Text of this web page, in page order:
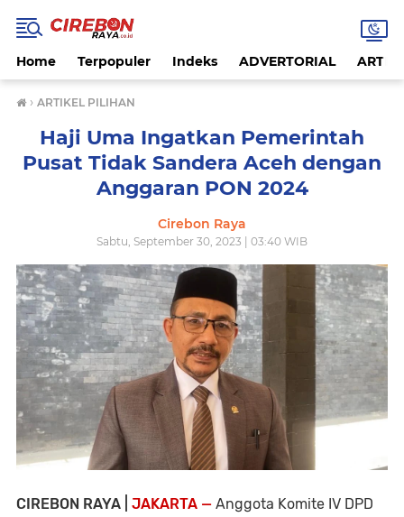
Home Terpopuler Indeks ADVERTORIAL
› ARTIKEL PILIHAN
Haji Uma Ingatkan Pemerintah
Pusat Tidak Sandera Aceh dengan
Anggaran PON 2024
Cirebon Raya
Sabtu, September 30, 2023 | 03:40 WIB
CIREBON RAYA | JAKARTA — Anggota Komite IV DPD